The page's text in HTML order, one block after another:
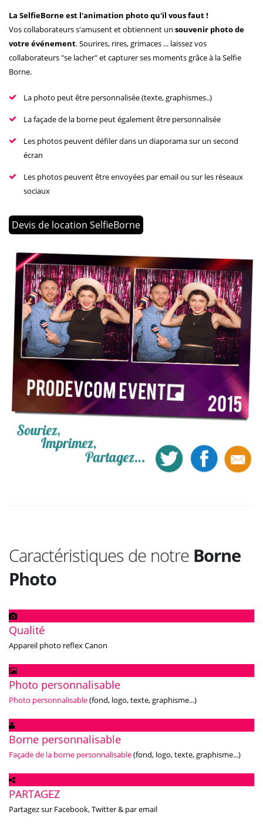
La SelfieBorne est l'animation photo qu'il vous faut !
Vos collaborateurs s'amusent et obtiennent un souvenir photo de
votre événement. Sourires, rires, grimaces ... laissez vos
collaborateurs "se lacher" et capturer ses moments grâce à la Selfie
Borne.
La photo peut être personnalisée (texte, graphismes..)
La façade de la borne peut également être personnalisée
Les photos peuvent défiler dans un diaporama sur un second
écran
Les photos peuvent être envoyées par email ou sur les réseaux
sociaux
Devis de location SelfieBorne
Caractéristiques de notre Borne
Photo
Qualité
Appareil photo reflex Canon
Photo personnalisable
Photo personnalisable(fond, logo, texte, graphisme...)
Borne personnalisable
Façade de la borne personnalisable(fond, logo, texte, graphisme...)
PARTAGEZ
Partagez sur Facebook, Twitter & par email